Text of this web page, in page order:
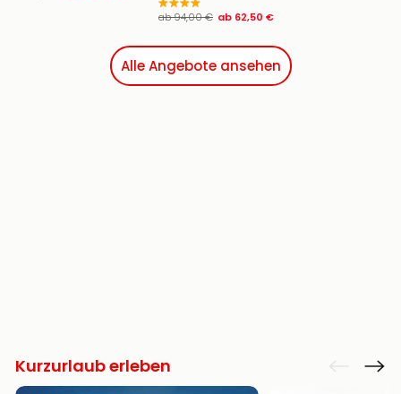
ab94,00 € ab 62,50 €
Alle Angebote ansehen
Kurzurlaub erleben